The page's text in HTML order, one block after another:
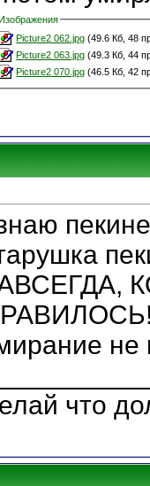
Изображения
Picture2 062.jpg (49.6 Кб, 48
Picture2 063.jpg (49.3 Кб, 44
Picture2 070.jpg (46.5 Кб, 42
не
что